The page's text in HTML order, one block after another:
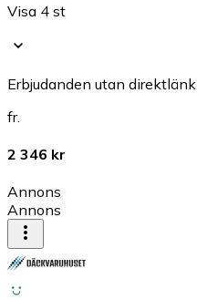
Visa 4 st
Erbjudanden utan direktlänk
fr.
2 346 kr
Annons
Annons